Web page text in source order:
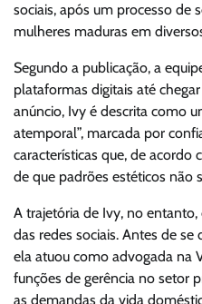
sociais, após um processo de
mulheres maduras em
Segundo a publicação, a
plataformas digitais até
anúncio, Ivy é descrita como
atemporal”, marcada por
características que, de acordo
de que padrões estéticos não
A trajetória de Ivy, no
das redes sociais. Antes de
ela atuou como advogada na
funções de gerência no setor
as demandas da vida